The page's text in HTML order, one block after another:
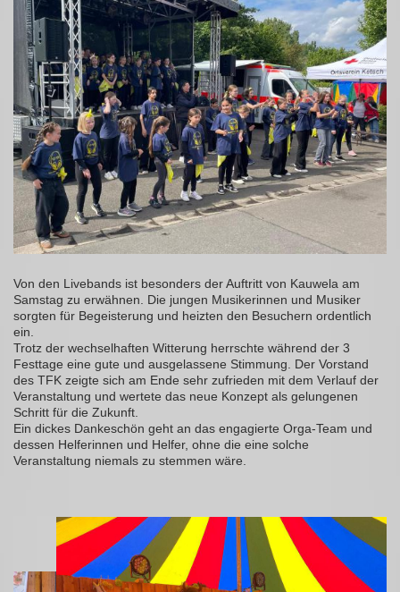
Von den Livebands ist besonders der Auftritt von Kauwela am
Samstag zu erwähnen. Die jungen Musikerinnen und Musiker
sorgten für Begeisterung und heizten den Besuchern ordentlich
ein.
Trotz der wechselhaften Witterung herrschte während der 3
Festtage eine gute und ausgelassene Stimmung. Der Vorstand
des TFK zeigte sich am Ende sehr zufrieden mit dem Verlauf der
Veranstaltung und wertete das neue Konzept als gelungenen
Schritt für die Zukunft.
Ein dickes Dankeschön geht an das engagierte Orga-Team und
dessen Helferinnen und Helfer, ohne die eine solche
Veranstaltung niemals zu stemmen wäre.